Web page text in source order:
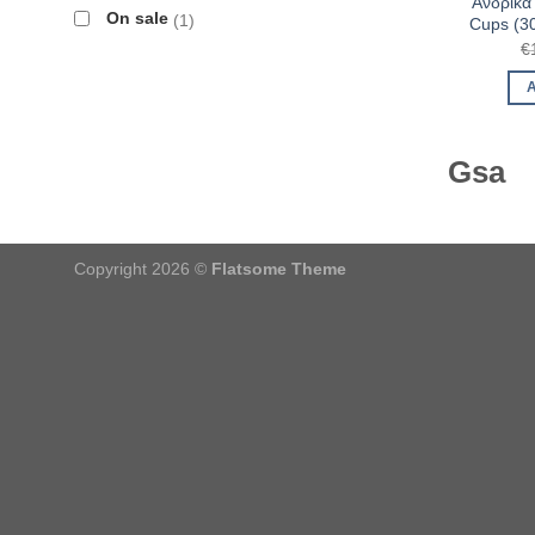
On sale 1
Cups
€
Gsa
Copyright 2026 © Flatsome Theme